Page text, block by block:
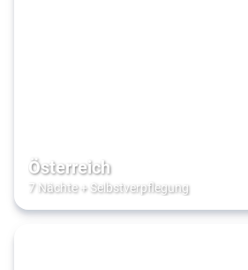
Österreich
7 Nächte+ Selbstverpflegung